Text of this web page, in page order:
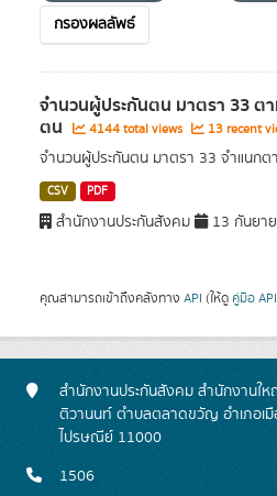
กรองผลลัพธ์
จำนวนผู้ประกันตน มาตรา 33
ตน 4144 total views 13 recent
จำนวนผู้ประกันตน มาตรา 33 จำแนก
CSV PDF
สำนักงานประกันสังคม 13 กันยา
คุณสามารถเข้าถึงคลังทาง API (ให้ดู คู่มือ API
สำนักงานประกันสังคม สำนักงานใ
ติวานนท์ ตำบลตลาดขวัญ อำเภอเ
ไปรษณีย์ 11000
1506